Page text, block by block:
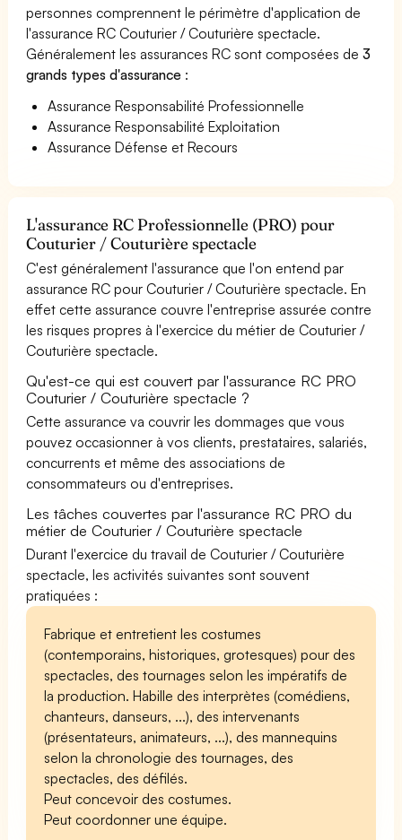
personnes comprennent le périmètre d'application de
l'assurance RC Couturier / Couturière spectacle.
Généralement les assurances RC sont composées de3
grands types d'assurance :
Assurance Responsabilité Professionnelle
Assurance Responsabilité Exploitation
Assurance Défense et Recours
L'assurance RC Professionnelle (PRO) pour
Couturier / Couturière spectacle
C'est généralement l'assurance que l'on entend par
assurance RC pour Couturier / Couturière spectacle. En
effet cette assurance couvre l'entreprise assurée contre
les risques propres à l'exercice du métier de Couturier /
Couturière spectacle.
Qu'est-ce qui est couvert par l'assurance RC PRO
Couturier / Couturière spectacle ?
Cette assurance va couvrir les dommages que vous
pouvez occasionner à vos clients, prestataires, salariés,
concurrents et même des associations de
consommateurs ou d'entreprises.
Les tâches couvertes par l'assurance RC PRO du
métier de Couturier / Couturière spectacle
Durant l'exercice du travail de Couturier / Couturière
spectacle, les activités suivantes sont souvent
pratiquées :
Fabrique et entretient les costumes
(contemporains, historiques, grotesques) pour des
spectacles, des tournages selon les impératifs de
la production. Habille des interprètes (comédiens,
chanteurs, danseurs, ...), des intervenants
(présentateurs, animateurs, ...), des mannequins
selon la chronologie des tournages, des
spectacles, des défilés.
Peut concevoir des costumes.
Peut coordonner une équipe.